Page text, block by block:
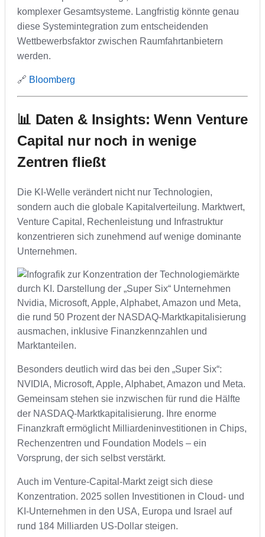
komplexer Gesamtsysteme. Langfristig könnte genau
diese Systemintegration zum entscheidenden
Wettbewerbsfaktor zwischen Raumfahrtanbietern
werden.
🔗 Bloomberg
📊 Daten & Insights: Wenn Venture
Capital nur noch in wenige
Zentren fließt
Die KI-Welle verändert nicht nur Technologien,
sondern auch die globale Kapitalverteilung. Marktwert,
Venture Capital, Rechenleistung und Infrastruktur
konzentrieren sich zunehmend auf wenige dominante
Unternehmen.
Besonders deutlich wird das bei den „Super Six“:
NVIDIA, Microsoft, Apple, Alphabet, Amazon und Meta.
Gemeinsam stehen sie inzwischen für rund die Hälfte
der NASDAQ-Marktkapitalisierung. Ihre enorme
Finanzkraft ermöglicht Milliardeninvestitionen in Chips,
Rechenzentren und Foundation Models – ein
Vorsprung, der sich selbst verstärkt.
Auch im Venture-Capital-Markt zeigt sich diese
Konzentration. 2025 sollen Investitionen in Cloud- und
KI-Unternehmen in den USA, Europa und Israel auf
rund 184 Milliarden US-Dollar steigen.